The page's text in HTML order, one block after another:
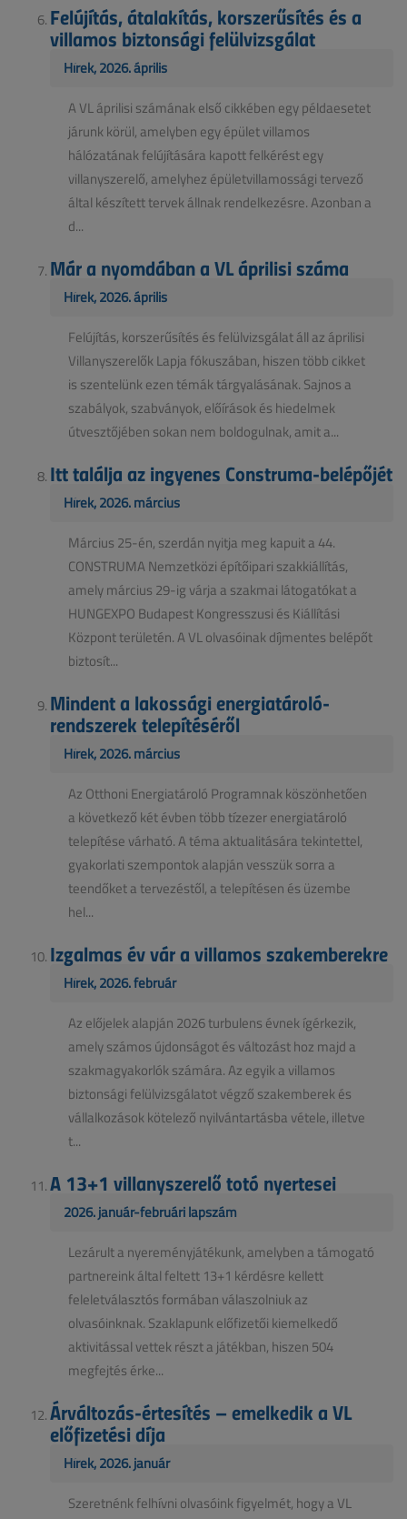
Felújítás, átalakítás, korszerűsítés és a
villamos biztonsági felülvizsgálat
Hírek, 2026. április
A VL áprilisi számának első cikkében egy példaesetet
járunk körül, amelyben egy épület villamos
hálózatának felújítására kapott felkérést egy
villanyszerelő, amelyhez épületvillamossági tervező
által készített tervek állnak rendelkezésre. Azonban a
d...
Már a nyomdában a VL áprilisi száma
Hírek, 2026. április
Felújítás, korszerűsítés és felülvizsgálat áll az áprilisi
Villanyszerelők Lapja fókuszában, hiszen több cikket
is szentelünk ezen témák tárgyalásának. Sajnos a
szabályok, szabványok, előírások és hiedelmek
útvesztőjében sokan nem boldogulnak, amit a...
Itt találja az ingyenes Construma-belépőjét
Hírek, 2026. március
Március 25-én, szerdán nyitja meg kapuit a 44.
CONSTRUMA Nemzetközi építőipari szakkiállítás,
amely március 29-ig várja a szakmai látogatókat a
HUNGEXPO Budapest Kongresszusi és Kiállítási
Központ területén. A VL olvasóinak díjmentes belépőt
biztosít...
Mindent a lakossági energiatároló-
rendszerek telepítéséről
Hírek, 2026. március
Az Otthoni Energiatároló Programnak köszönhetően
a következő két évben több tízezer energiatároló
telepítése várható. A téma aktualitására tekintettel,
gyakorlati szempontok alapján vesszük sorra a
teendőket a tervezéstől, a telepítésen és üzembe
hel...
Izgalmas év vár a villamos szakemberekre
Hírek, 2026. február
Az előjelek alapján 2026 turbulens évnek ígérkezik,
amely számos újdonságot és változást hoz majd a
szakmagyakorlók számára. Az egyik a villamos
biztonsági felülvizsgálatot végző szakemberek és
vállalkozások kötelező nyilvántartásba vétele, illetve
t...
A 13+1 villanyszerelő totó nyertesei
2026. január-februári lapszám
Lezárult a nyereményjátékunk, amelyben a támogató
partnereink által feltett 13+1 kérdésre kellett
feleletválasztós formában válaszolniuk az
olvasóinknak. Szaklapunk előfizetői kiemelkedő
aktivitással vettek részt a játékban, hiszen 504
megfejtés érke...
Árváltozás-értesítés – emelkedik a VL
előfizetési díja
Hírek, 2026. január
Szeretnénk felhívni olvasóink figyelmét, hogy a VL